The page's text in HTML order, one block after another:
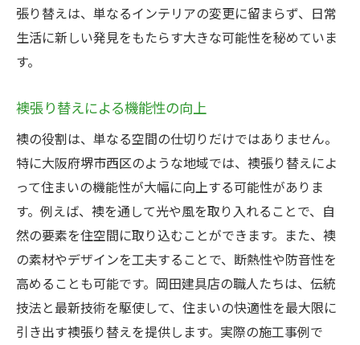
張り替えは、単なるインテリアの変更に留まらず、日常
生活に新しい発見をもたらす大きな可能性を秘めていま
す。
襖張り替えによる機能性の向上
襖の役割は、単なる空間の仕切りだけではありません。
特に大阪府堺市西区のような地域では、襖張り替えによ
って住まいの機能性が大幅に向上する可能性がありま
す。例えば、襖を通して光や風を取り入れることで、自
然の要素を住空間に取り込むことができます。また、襖
の素材やデザインを工夫することで、断熱性や防音性を
高めることも可能です。岡田建具店の職人たちは、伝統
技法と最新技術を駆使して、住まいの快適性を最大限に
引き出す襖張り替えを提供します。実際の施工事例で